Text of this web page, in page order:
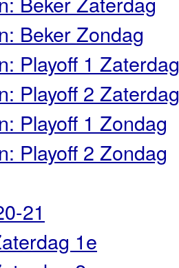
Beker Zondag
Playoff 1 Zaterdag
Playoff 2 Zaterdag
Playoff 1 Zondag
Playoff 2 Zondag
21
1e